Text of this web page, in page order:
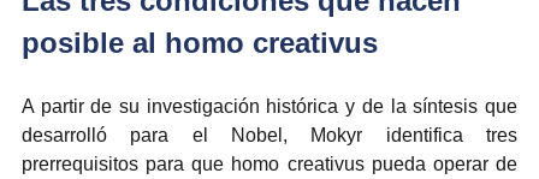
posible al homo creativus
A partir de su investigación histórica y de la síntesis que
desarrolló para el Nobel, Mokyr identifica tres
prerrequisitos para que homo creativus pueda operar de